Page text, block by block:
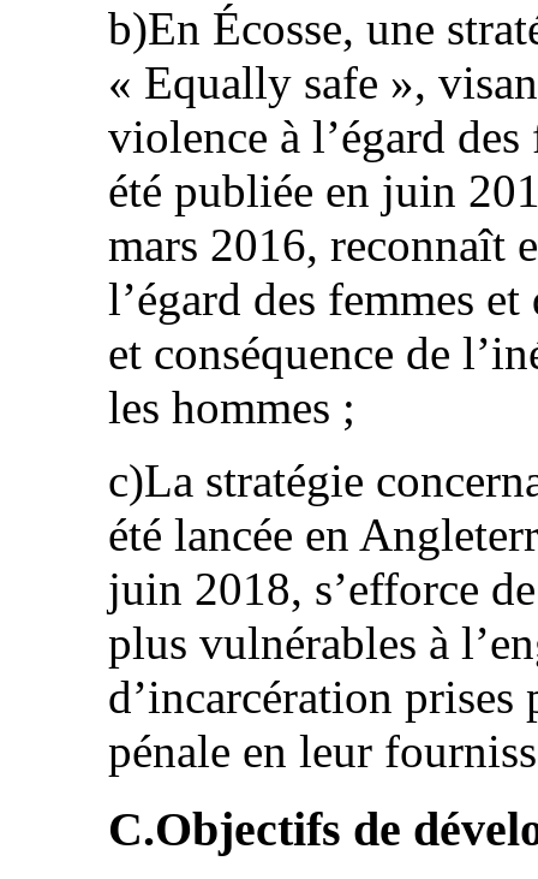
b)En Écosse, une
« Equally safe »,
violence à l’égard
été publiée en juin
mars 2016, reconnaît
l’égard des femmes
et conséquence de
les hommes ;
c)La stratégie
été lancée en
juin 2018, s’efforce
plus vulnérables à
d’incarcération prises
pénale en leur
C.Objectifs de